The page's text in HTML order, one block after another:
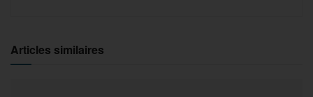
Articles similaires